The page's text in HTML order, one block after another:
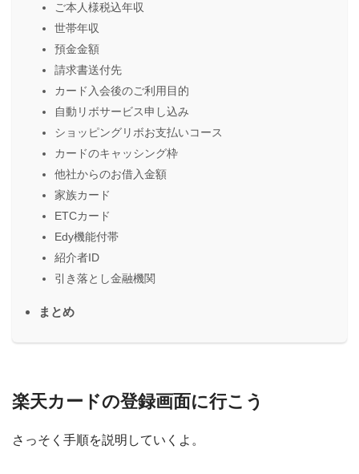
ご本人様税込年収
世帯年収
預金金額
請求書送付先
カード入会後のご利用目的
自動リボサービス申し込み
ショッピングリボお支払いコース
カードのキャッシング枠
他社からのお借入金額
家族カード
ETCカード
Edy機能付帯
紹介者ID
引き落とし金融機関
まとめ
楽天カードの登録画面に行こう
さっそく手順を説明していくよ。